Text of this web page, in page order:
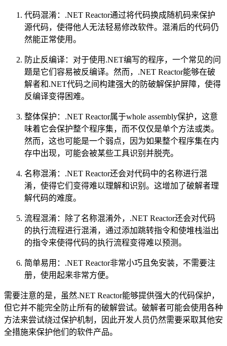
代码混淆：.NET Reactor通过将代码换成随机码来保护
源代码，使得他人无法轻易修改软件。混淆后的代码仍
然能正常使用。
防止反编译：对于使用.NET编写的程序，一个常见的问
题是它们容易被反编译。然而，.NET Reactor能够在破
解者和.NET代码之间构建强大的防破解保护屏障，使得
反编译变得困难。
整体保护：.NET Reactor属于whole assembly保护，这意
味着它会保护整个程序集，而不仅仅是单个方法或类。
然而，这也可能是一个弱点，因为如果整个程序集在内
存中出现，可能会被某些工具识别并脱壳。
名称混淆：.NET Reactor还会对代码中的名称进行混
淆，使得它们变得难以理解和识别。这增加了破解者理
解代码的难度。
流程混淆：除了名称混淆外，.NET Reactor还会对代码
的执行流程进行混淆，通过添加跳转指令和使堆栈溢出
的指令来使得代码的执行流程变得难以预测。
简单易用：.NET Reactor非常小巧且免安装，不需要注
册，使用起来非常方便。
需要注意的是，虽然.NET Reactor能够提供强大的代码保护，
但它并不能完全防止所有的破解尝试。破解者可能会使用各种
方法来尝试绕过保护机制，因此开发人员仍然需要采取其他安
全措施来保护他们的软件产品。